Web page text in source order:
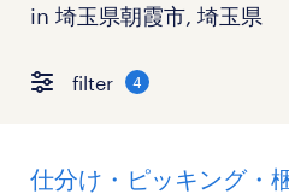
in 埼玉県朝霞市, 埼玉県
filter 4
仕分け・ピッキング・